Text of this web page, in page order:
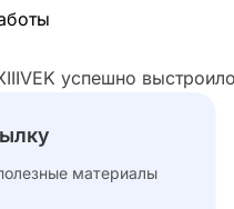
успешно
материалы